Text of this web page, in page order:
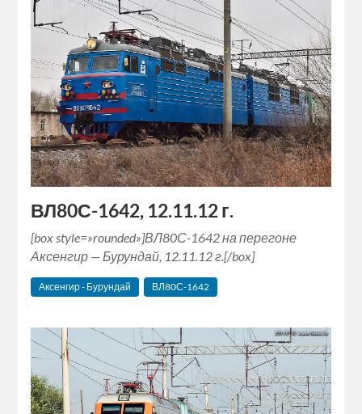
ВЛ80С-1642, 12.11.12 г.
[box style=»rounded»]ВЛ80С-1642 на перегоне
Аксенгир — Бурундай, 12.11.12 г.[/box]
Аксенгир - Бурундай ВЛ80С-1642